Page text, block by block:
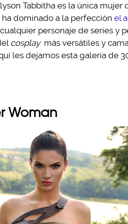
Tabbitha es la única mujer
dominado a la perfección el
personaje de series y
cosplay más versátiles y
les dejamos esta galería de
Woman